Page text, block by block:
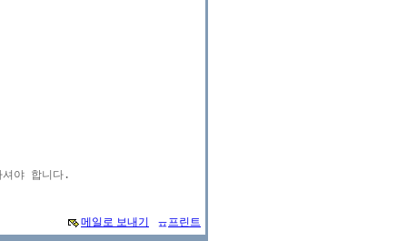
야 합니다.
메일로 보내기 프린트